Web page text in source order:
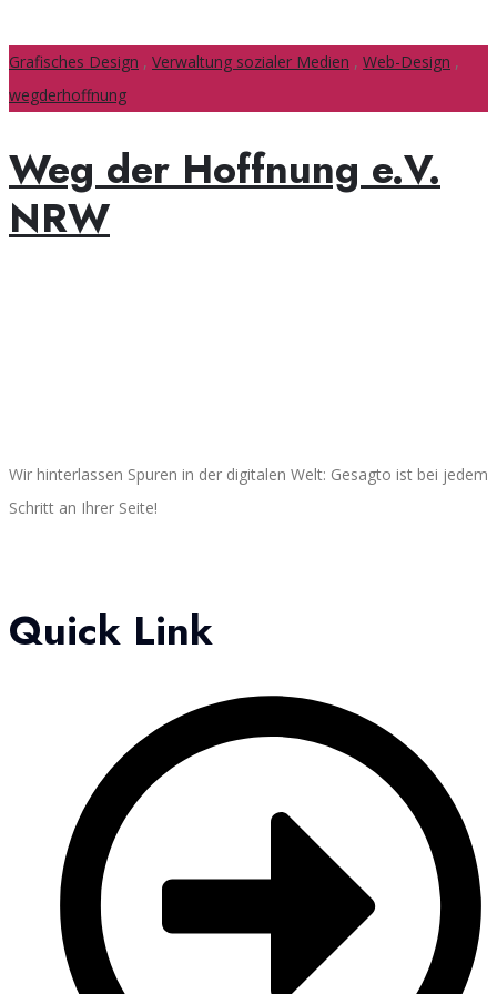
Grafisches Design , Verwaltung sozialer Medien , Web-Design ,
wegderhoffnung
Weg der Hoffnung e.V.
NRW
Wir hinterlassen Spuren in der digitalen Welt: Gesagto ist bei jedem
Schritt an Ihrer Seite!
Quick Link